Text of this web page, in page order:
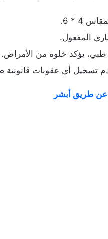
4 * 6.
المفعول.
يؤكد خلوه من الأمراض.
تسجيل أي عقوبات
عن طريق أبشر